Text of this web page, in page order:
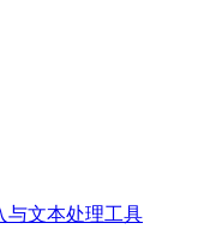
与文本处理工具